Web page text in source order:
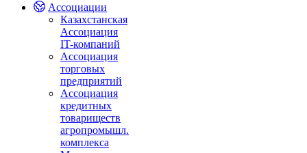
Ассоциации
Казахстанская
Ассоциация
IT-компаний
Ассоциация
торговых
предприятий
Ассоциация
кредитных
товариществ
агропромышл.
комплекса